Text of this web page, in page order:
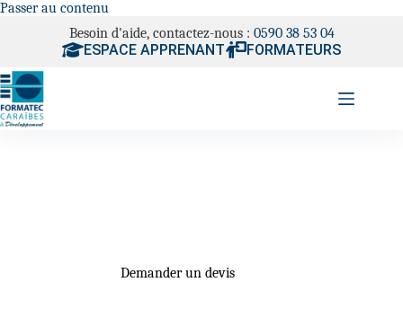
Passer au contenu
Besoin d'aide, contactez-nous : 0590 38 53 04
ESPACE APPRENANT FORMATEURS
Demander un devis